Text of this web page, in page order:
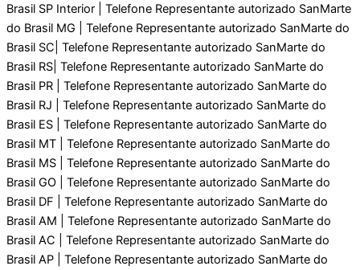
Brasil SP Interior | Telefone Representante autorizado SanMarte
do Brasil MG | Telefone Representante autorizado SanMarte do
Brasil SC| Telefone Representante autorizado SanMarte do
Brasil RS| Telefone Representante autorizado SanMarte do
Brasil PR | Telefone Representante autorizado SanMarte do
Brasil RJ | Telefone Representante autorizado SanMarte do
Brasil ES | Telefone Representante autorizado SanMarte do
Brasil MT | Telefone Representante autorizado SanMarte do
Brasil MS | Telefone Representante autorizado SanMarte do
Brasil GO | Telefone Representante autorizado SanMarte do
Brasil DF | Telefone Representante autorizado SanMarte do
Brasil AM | Telefone Representante autorizado SanMarte do
Brasil AC | Telefone Representante autorizado SanMarte do
Brasil AP | Telefone Representante autorizado SanMarte do